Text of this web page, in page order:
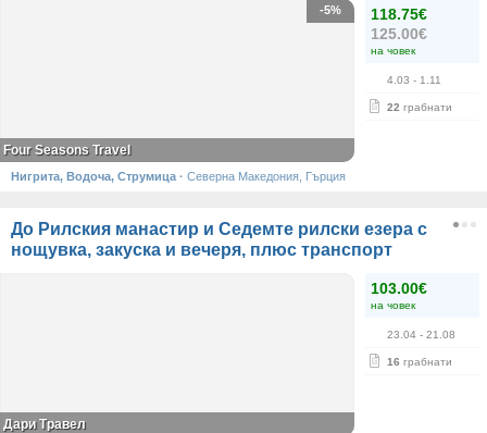
118.75€
125.00€
на човек
4.03 - 1.11
22 грабнати
-5%
Four Seasons Travel
Нигрита, Водоча, Струмица · Северна Македония, Гърция
До Рилския манастир и Седемте рилски езера с
нощувка, закуска и вечеря, плюс транспорт
103.00€
на човек
23.04 - 21.08
16 грабнати
Дари Травел